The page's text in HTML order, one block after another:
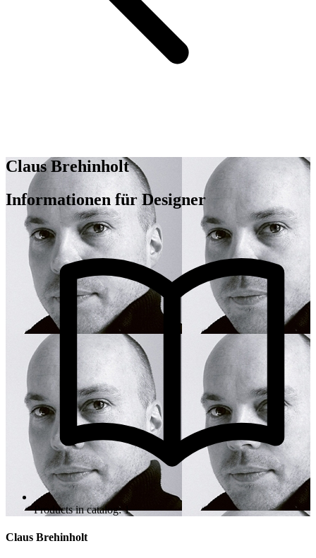
Claus Brehinholt
Informationen für Designer
Products in catalog: 1
Claus Brehinholt